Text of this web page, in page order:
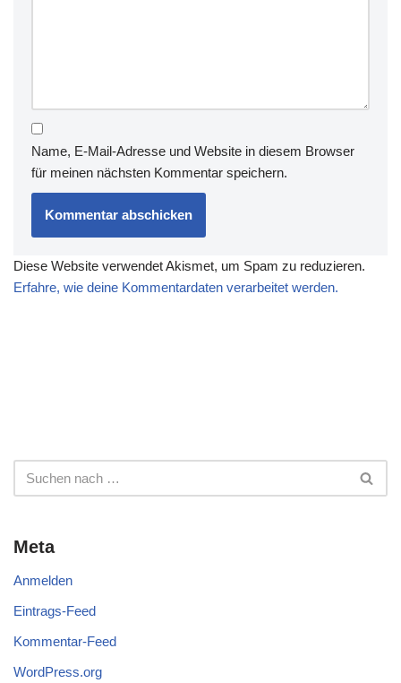
Name, E-Mail-Adresse und Website in diesem Browser
für meinen nächsten Kommentar speichern.
Diese Website verwendet Akismet, um Spam zu reduzieren.
Erfahre, wie deine Kommentardaten verarbeitet werden.
Meta
Anmelden
Eintrags-Feed
Kommentar-Feed
WordPress.org